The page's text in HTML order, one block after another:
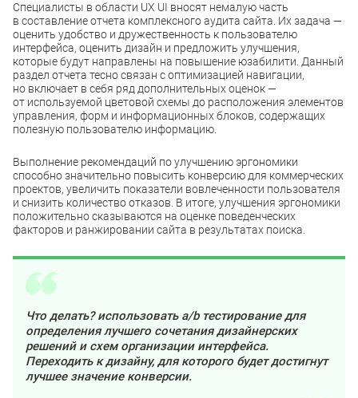
Специалисты в области UX UI вносят немалую часть
в составление отчета комплексного аудита сайта. Их задача —
оценить удобство и дружественность к пользователю
интерфейса, оценить дизайн и предложить улучшения,
которые будут направлены на повышение юзабилити. Данный
раздел отчета тесно связан с оптимизацией навигации,
но включает в себя ряд дополнительных оценок —
от используемой цветовой схемы до расположения элементов
управления, форм и информационных блоков, содержащих
полезную пользователю информацию.
Выполнение рекомендаций по улучшению эргономики
способно значительно повысить конверсию для коммерческих
проектов, увеличить показатели вовлеченности пользователя
и снизить количество отказов. В итоге, улучшения эргономики
положительно сказываются на оценке поведенческих
факторов и ранжировании сайта в результатах поиска.
Что делать? использовать a/b тестирование для
определения лучшего сочетания дизайнерских
решений и схем организации интерфейса.
Переходить к дизайну, для которого будет достигнут
лучшее значение конверсии.